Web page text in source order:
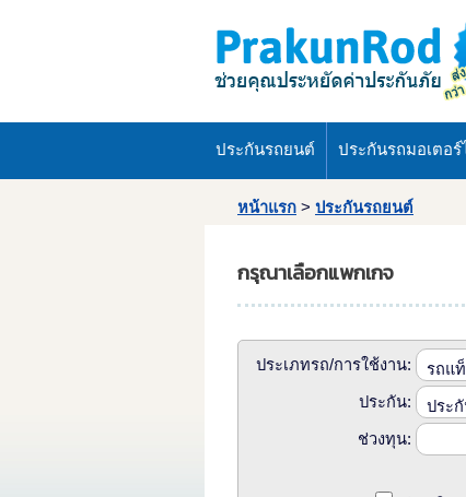
ประกันรถยนต์ ประกันรถมอเตอร์
หน้าแรก > ประกันรถยนต์
กรุณาเลือกแพกเกจ
ประเภทรถ/การใช้งาน:
ประกัน:
ช่วงทุน: